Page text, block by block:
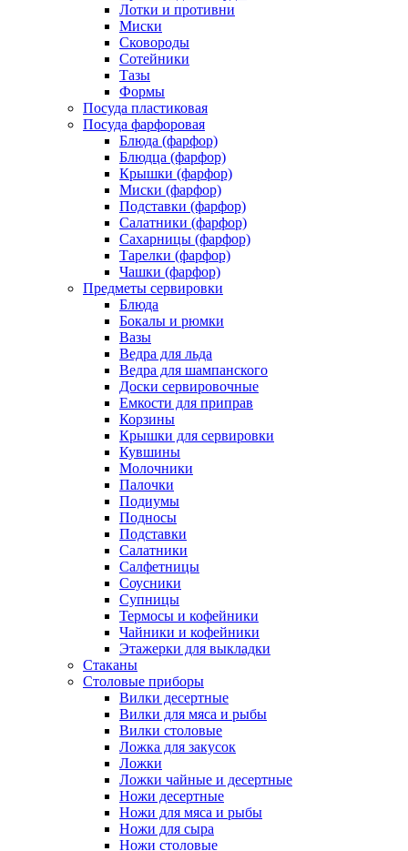
Лотки и противни
Миски
Сковороды
Сотейники
Тазы
Формы
Посуда пластиковая
Посуда фарфоровая
Блюда (фарфор)
Блюдца (фарфор)
Крышки (фарфор)
Миски (фарфор)
Подставки (фарфор)
Салатники (фарфор)
Сахарницы (фарфор)
Тарелки (фарфор)
Чашки (фарфор)
Предметы сервировки
Блюда
Бокалы и рюмки
Вазы
Ведра для льда
Ведра для шампанского
Доски сервировочные
Емкости для приправ
Корзины
Крышки для сервировки
Кувшины
Молочники
Палочки
Подиумы
Подносы
Подставки
Салатники
Салфетницы
Соусники
Супницы
Термосы и кофейники
Чайники и кофейники
Этажерки для выкладки
Стаканы
Столовые приборы
Вилки десертные
Вилки для мяса и рыбы
Вилки столовые
Ложка для закусок
Ложки
Ложки чайные и десертные
Ножи десертные
Ножи для мяса и рыбы
Ножи для сыра
Ножи столовые